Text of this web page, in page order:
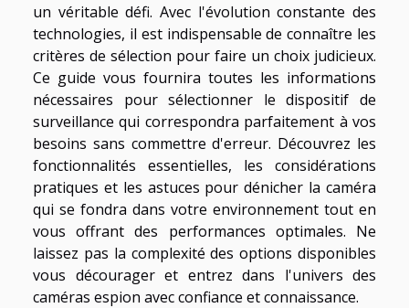
un véritable défi. Avec l'évolution constante des
technologies, il est indispensable de connaître les
critères de sélection pour faire un choix judicieux.
Ce guide vous fournira toutes les informations
nécessaires pour sélectionner le dispositif de
surveillance qui correspondra parfaitement à vos
besoins sans commettre d'erreur. Découvrez les
fonctionnalités essentielles, les considérations
pratiques et les astuces pour dénicher la caméra
qui se fondra dans votre environnement tout en
vous offrant des performances optimales. Ne
laissez pas la complexité des options disponibles
vous décourager et entrez dans l'univers des
caméras espion avec confiance et connaissance.